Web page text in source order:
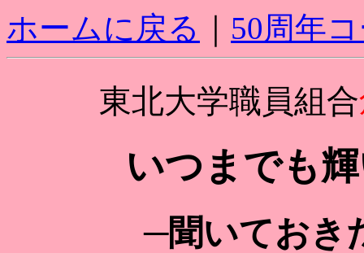
ホームに戻る 50周年
東北大学職員組合
いつまでも
─聞いておき